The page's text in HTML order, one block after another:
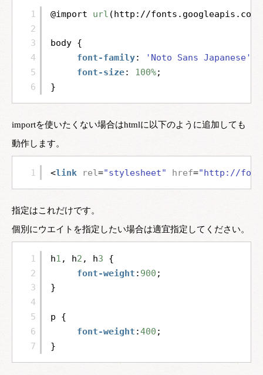
1
2
3
4
5
6
@import url (http://fonts.googleapis.com/
body {
font-family: 'Noto Sans Japanese'
font-size: 100%;
}
importを使いたくない場合はhtmlに以下のように追加しても
動作します。
1 <link rel="stylesheet" href="http://
指定はこれだけです。
個別にウエイトを指定したい場合は適宜指定してください。
1
2
3
4
5
6
7
h1 , h2 , h3
{
font-weight : 900 ;
}
p {
font-weight :400 ;
}